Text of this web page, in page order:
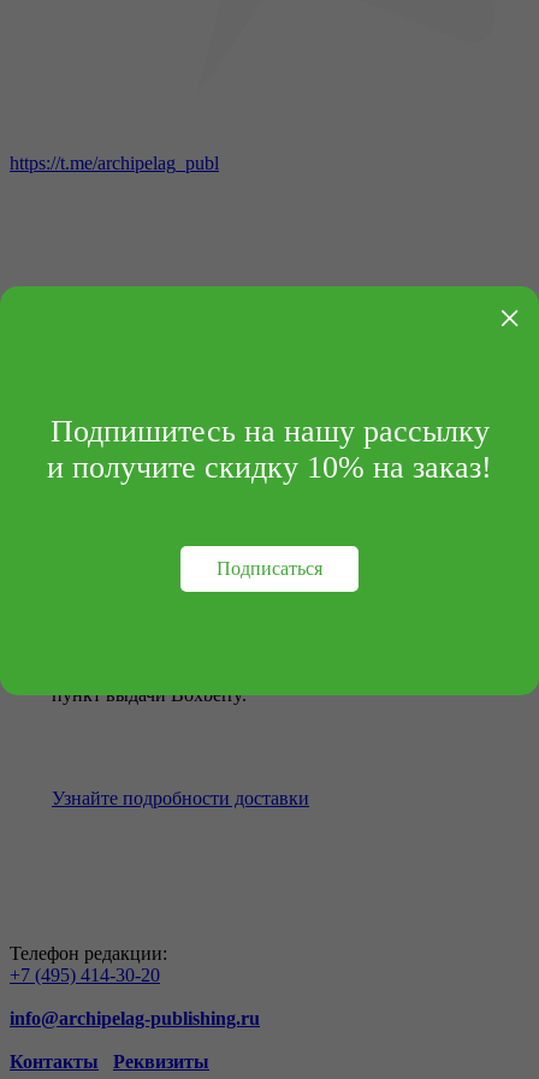
https://t.me/archipelag_publ
пункт выдачи Boxberry.
Узнайте подробности доставки
Телефон редакции:
+7 (495) 414-30-20
info@archipelag-publishing.ru
Контакты Реквизиты
×
Подпишитесь на нашу рассылку
и получите скидку 10% на заказ!
Подписаться